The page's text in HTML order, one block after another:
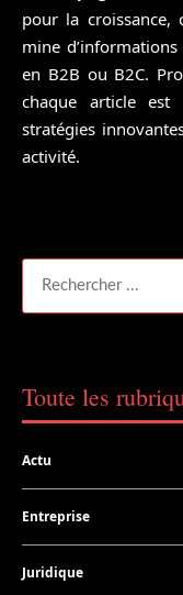
pour la croissance,
mine
en B2B ou B2C.
chaque article
stratégies
activité.
Toute les
Actu
Entreprise
Juridique